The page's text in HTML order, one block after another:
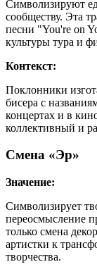
Символизируют
сообществу. Эта
песни "You're on
культуры тура и
Контекст:
Поклонники
бисера с
концертах и в
коллективный и
Смена «Эр»
Значение:
Символизирует
переосмысление
только смена
артистки к
творчества.